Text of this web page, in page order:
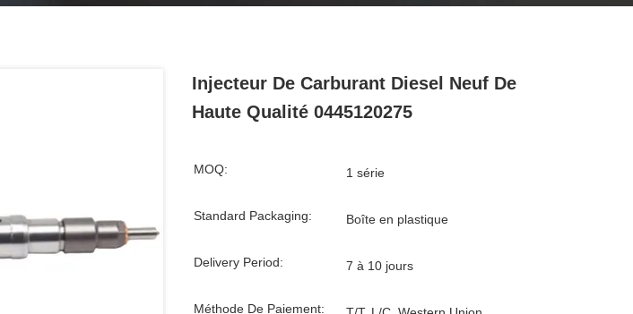
Injecteur De Carburant Diesel Neuf De
Haute Qualité 0445120275
MOQ: 1 série
Standard Packaging: Boîte en plastique
Delivery Period: 7 à 10 jours
Méthode De Paiement: